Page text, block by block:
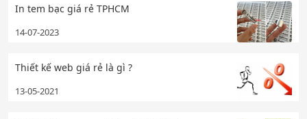
In tem bạc giá rẻ TPHCM
14-07-2023
Thiết kế web giá rẻ là gì ?
13-05-2021